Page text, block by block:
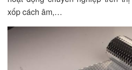
xốp cách âm,…